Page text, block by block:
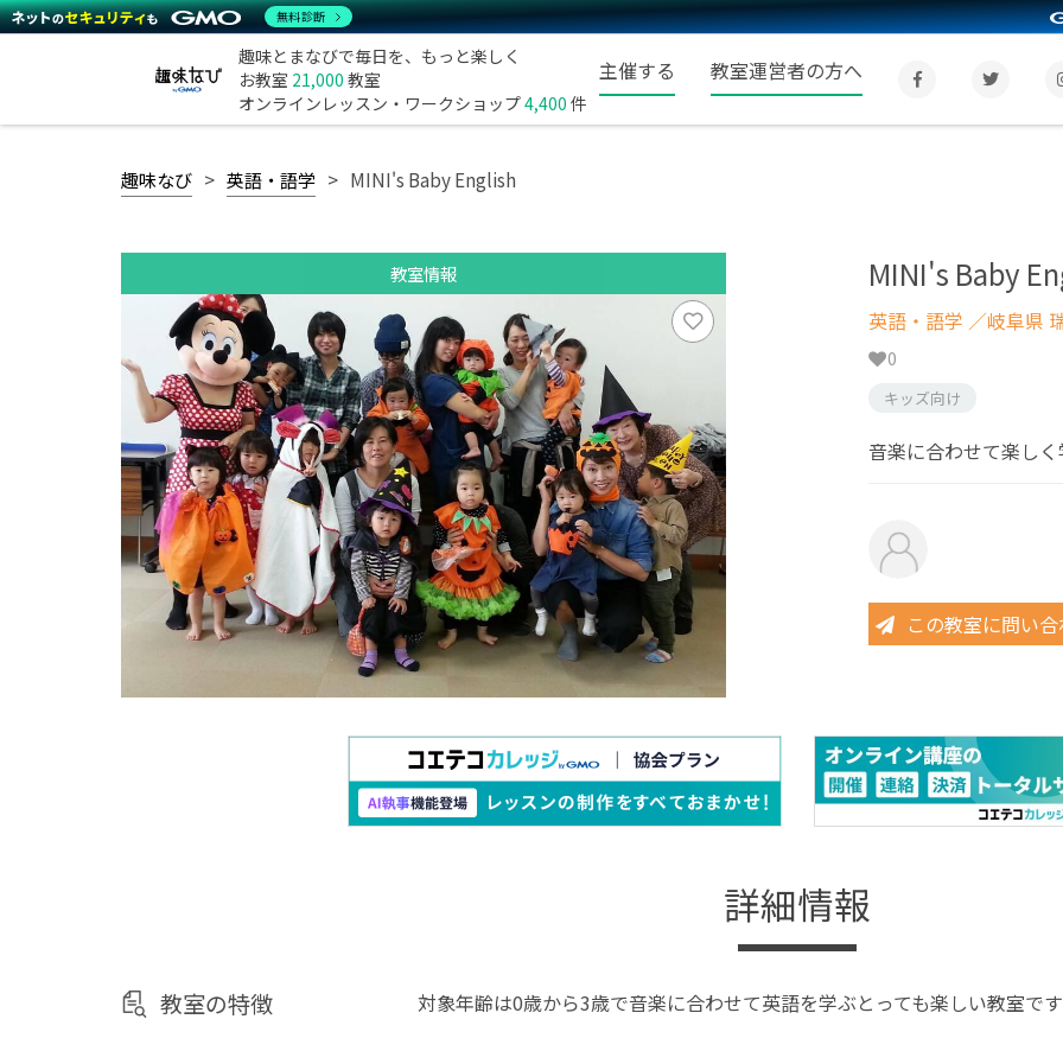
趣味とまなびで毎日を、もっと楽しく
お教室 21,000 教室
オンラインレッスン・ワークショップ4,400 件
主催する 教室運営者の方へ
趣味なび 英語・語学 MINI's Baby English
教室情報 MINI's Baby
英語・語学 ／岐阜県
0
キッズ向け
音楽に合わせて楽し
この教室に問い
詳細情報
教室の特徴 対象年齢は0歳から3歳で音楽に合わせて英語を学ぶとっても楽しい教室で
無料診断